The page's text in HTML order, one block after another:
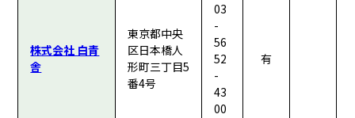
株式会社 白青
舎
東京都中央
区日本橋人
形町三丁目5
番4号
03
-
56
52
-
43
00
有